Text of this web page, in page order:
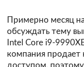
Примерно месяц
обсуждать тему
Intel Core i9-
компания продает